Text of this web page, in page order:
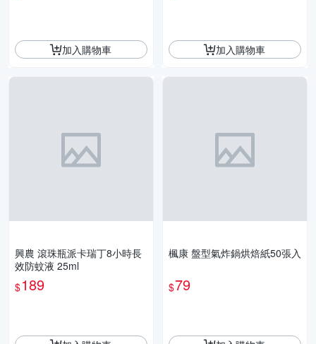
加入購物車 加入購物車
興農 滾珠瓶派卡瑞丁8小時長
效防蚊液 25ml
$189
楓康 盤型氣炸鍋烘焙紙50張入
$79